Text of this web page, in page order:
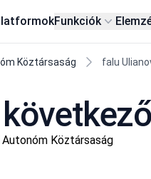
Funkciók
Köztársaság falu
Köztársaság